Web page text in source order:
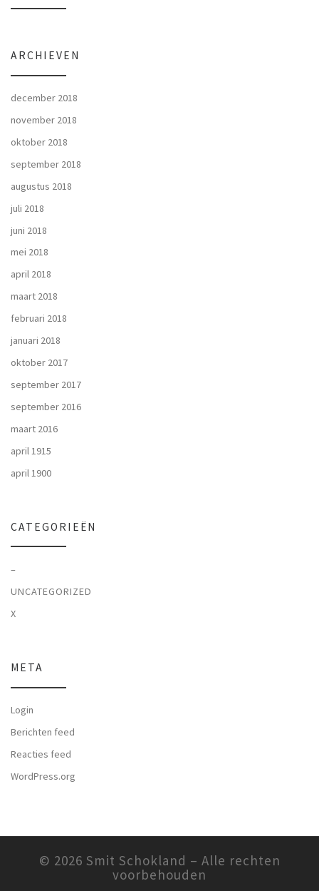
ARCHIEVEN
december 2018
november 2018
oktober 2018
september 2018
augustus 2018
juli 2018
juni 2018
mei 2018
april 2018
maart 2018
februari 2018
januari 2018
oktober 2017
september 2017
september 2016
maart 2016
april 1915
april 1900
CATEGORIEËN
–
UNCATEGORIZED
X
META
Login
Berichten feed
Reacties feed
WordPress.org
© 2026 Smit Schokland – Alle rechten
voorbehouden